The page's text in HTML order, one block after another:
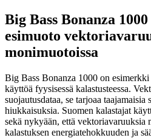
Big Bass Bonanza
esimuoto
monimuotoissa
Big Bass Bonanza 1000 on
käyttöä fyysisessä kalastusteessa.
suojautusdataa, se tarjoaa taajamaisia
hiukkaisuksia. Suomen kalastajat
sekä nykyään, että vektoriavaruuksia
kalastuksen energiatehokkuuden ja